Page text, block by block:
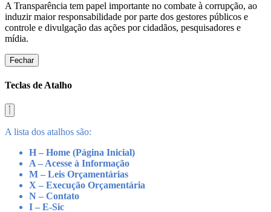
A Transparência tem papel importante no combate à corrupção, ao
induzir maior responsabilidade por parte dos gestores públicos e
controle e divulgação das ações por cidadãos, pesquisadores e
mídia.
Fechar
Teclas de Atalho
A lista dos atalhos são:
H – Home (Página Inicial)
A – Acesse à Informação
M – Leis Orçamentárias
X – Execução Orçamentária
N – Contato
I – E-Sic